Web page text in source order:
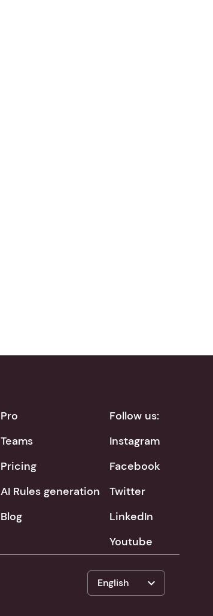
Pro
Teams
Pricing
AI Rules generation
Blog
Follow us:
Instagram
Facebook
Twitter
LinkedIn
Youtube
English expand_more